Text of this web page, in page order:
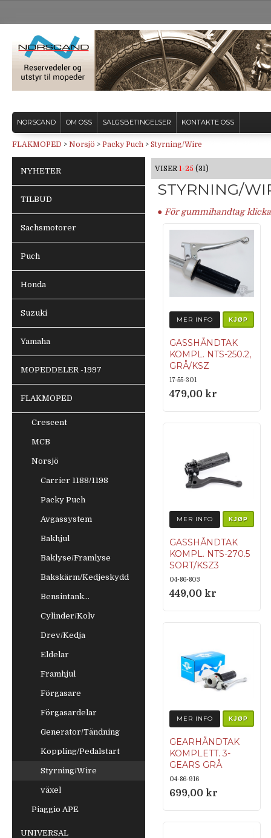
NORSCAND OM OSS SALGSBETINGELSER KONTAKTE OSS
FLAKMOPED > Norsjö > Packy Puch > Styrning/Wire
NYHETER
TILBUD
Sachsmotorer
Puch
Honda
Suzuki
Yamaha
MOPEDDELER -1997
FLAKMOPED
Crescent
MCB
Norsjö
Carrier 1188/1198
Packy Puch
Avgassystem
Bakhjul
Baklyse/Framlyse
Bakskärm/Kedjeskydd
Bensintank...
Cylinder/Kolv
Drev/Kedja
Eldelar
Framhjul
Förgasare
Förgasardelar
Generator/Tändning
Koppling/Pedalstart
Styrning/Wire
växel
Piaggio APE
UNIVERSAL
VISER 1-25 (31)
STYRNING/
● För gummihandtag
MER INFO KJØP
GASSHÅNDTAK
KOMPL. NTS-250.2,
GRÅ/KSZ
17-55-301
479,00 kr
MER INFO KJØP
GASSHÅNDTAK
KOMPL. NTS-270.5
SORT/KSZ3
Svart
håndtakshus
plasthåndtak
med brede
striper (KSZ3),
04-86-803
449,00 kr
MER INFO KJØP
GEARHÅNDTAK
KOMPLETT. 3-
GEARS GRÅ
NTS-683.4,
Grå/KSZ
04-86-916
699,00 kr